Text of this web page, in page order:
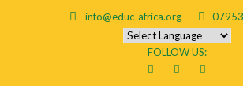
info@educ-africa.org
FOLLOW US: